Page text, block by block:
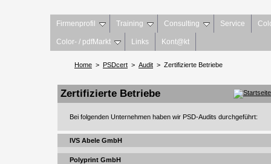
Firmenprofil Training Consulting Service
Color- / pdfMarkt Links Kont@kt
Home > PSDcert > Audit > Zertifizierte Betriebe
Zertifizierte Betriebe
Bei folgenden Unternehmen haben wir PSD-Audits durchgeführt:
IVS Abele GmbH
Polyprint GmbH